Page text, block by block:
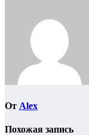
От Alex
Похожая запись